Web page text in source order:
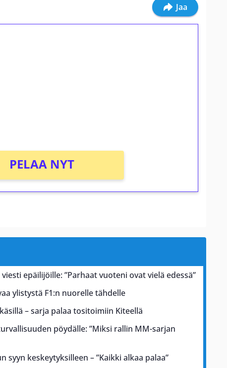
Jaa
PELAA NYT
epäilijöille: ”Parhaat vuoteni ovat vielä edessä”
ylistystä F1:n nuorelle tähdelle
– sarja palaa tositoimiin Kiteellä
pöydälle: ”Miksi rallin MM-sarjan
keskeytyksilleen – ”Kaikki alkaa palaa”